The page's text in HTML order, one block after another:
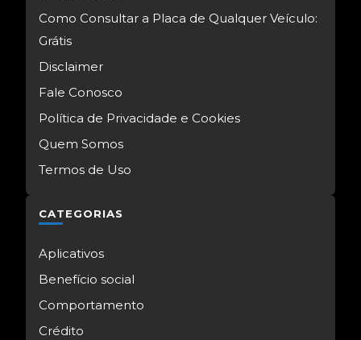
Como Consultar a Placa de Qualquer Veículo:
Grátis
Disclaimer
Fale Conosco
Política de Privacidade e Cookies
Quem Somos
Termos de Uso
CATEGORIAS
Aplicativos
Benefício social
Comportamento
Crédito